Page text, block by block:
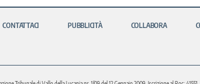
CONTATTACI PUBBLICITÀ COLLABORA